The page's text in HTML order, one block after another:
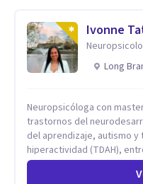
Ivonne
Long
Neuropsicóloga con
trastornos del
del aprendizaje, autismo y trastorno de atención con
hiperactividad (TDAH),
depresión, ansiedad y